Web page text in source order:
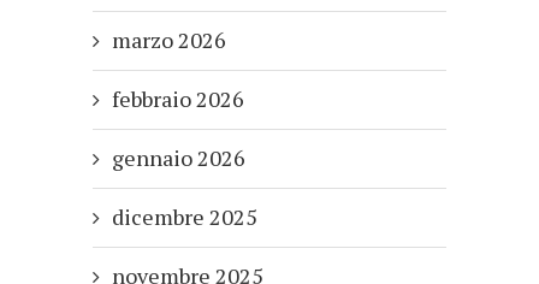
marzo 2026
febbraio 2026
gennaio 2026
dicembre 2025
novembre 2025